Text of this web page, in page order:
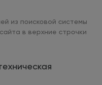
из поисковой системы
в верхние строчки